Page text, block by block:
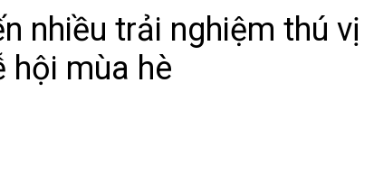
nhiều trải nghiệm thú vị
hội mùa hè